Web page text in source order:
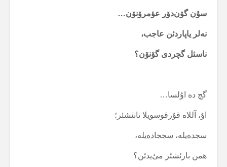
سۇن گۆن‌دۆر عؤمرۆنۆن…
نەلر یاپاردئن عاجب،
ناسئل گچردی گۆنۆن؟
گچ دە اۇلسا…
اۇ، آللاە قۇرقوسویلا تانئشئر؛
سجدەیلە، سججادەیلە،
همن بارئشئر مئ‌یدئن؟